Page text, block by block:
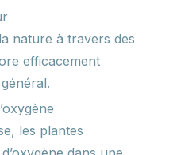
nature à travers des
efficacement
les plantes